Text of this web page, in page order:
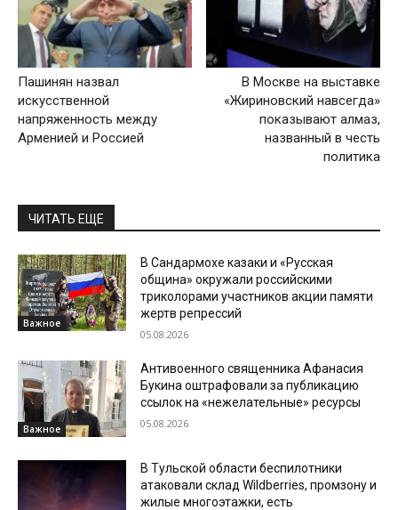
Пашинян назвал
искусственной
напряженность между
Арменией и Россией
В Москве на выставке
«Жириновский навсегда»
показывают алмаз,
названный в честь
политика
ЧИТАТЬ ЕЩЕ
Важное
В Сандармохе казаки и «Русская
община» окружали российскими
триколорами участников акции памяти
жертв репрессий
05.08.2026
Важное
Антивоенного священника Афанасия
Букина оштрафовали за публикацию
ссылок на «нежелательные» ресурсы
05.08.2026
В Тульской области беспилотники
атаковали склад Wildberries, промзону и
жилые многоэтажки, есть